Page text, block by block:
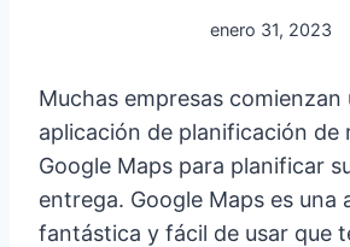
enero 31, 2023
Muchas empresas comienzan
aplicación de planificación de
Google Maps para planificar
entrega. Google Maps es una
fantástica y fácil de usar que